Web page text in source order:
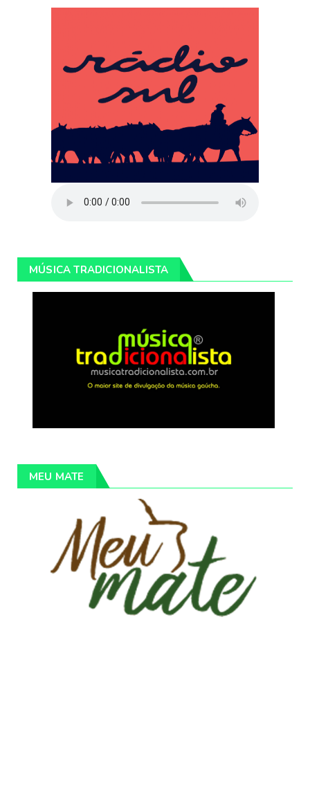
MÚSICA TRADICIONALISTA
MEU MATE